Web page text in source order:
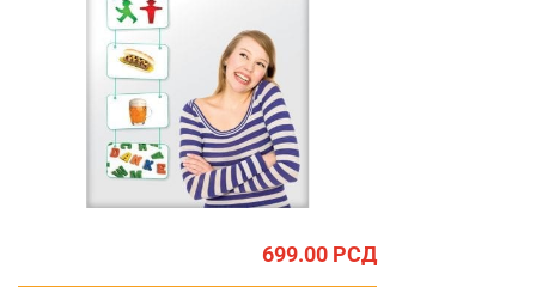
699.00 РСД